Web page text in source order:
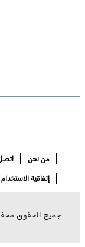
من نحن
إتفاقية الاستخدام
جميع الحقوق